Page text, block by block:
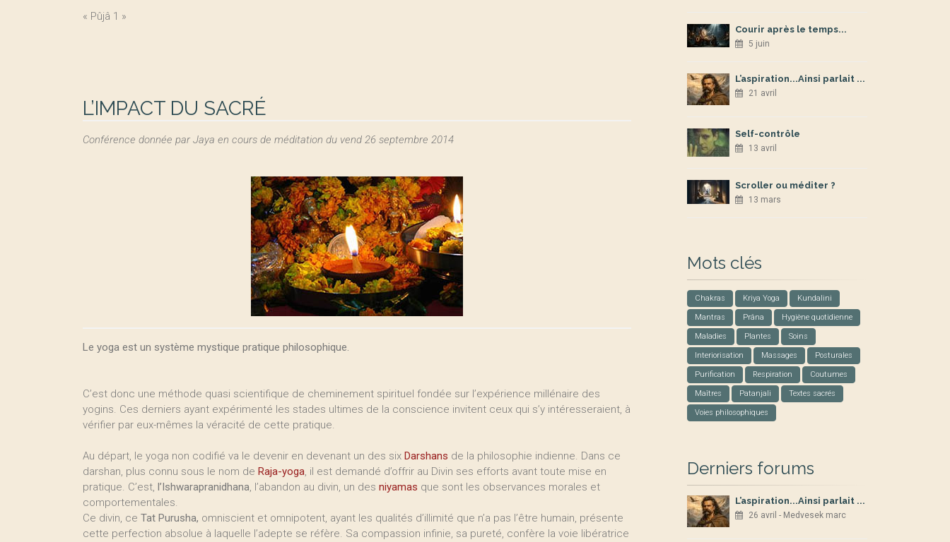
« Pûjâ 1 »
L’IMPACT DU SACRÉ
Conférence donnée par Jaya en cours de méditation du vend 26 septembre 2014
Le yoga est un système mystique pratique philosophique.
C’est donc une méthode quasi scientifique de cheminement spirituel fondée sur l’expérience millénaire des
yogins. Ces derniers ayant expérimenté les stades ultimes de la conscience invitent ceux qui s’y intéresseraient, à
vérifier par eux-mêmes la véracité de cette pratique.
Au départ, le yoga non codifié va le devenir en devenant un des six Darshans de la philosophie indienne. Dans ce
darshan, plus connu sous le nom de Raja-yoga, il est demandé d’offrir au Divin ses efforts avant toute mise en
pratique. C’est, l’Ishwarapranidhana, l’abandon au divin, un des niyamas que sont les observances morales et
comportementales.
Ce divin, ce Tat Purusha, omniscient et omnipotent, ayant les qualités d’illimité que n’a pas l’être humain, présente
cette perfection absolue à laquelle l’adepte se réfère. Sa compassion infinie, sa pureté, confère la voie libératrice
Courir après le temps...
5 juin
L’aspiration...Ainsi parlait ...
21 avril
Self-contrôle
13 avril
Scroller ou méditer ?
13 mars
Mots clés
Chakras Kriya Yoga Kundalini
Mantras Prâna Hygiène quotidienne
Maladies Plantes Soins
Interiorisation Massages Posturales
Purification Respiration Coutumes
Maîtres Patanjali Textes sacrés
Voies philosophiques
Derniers forums
L’aspiration...Ainsi parlait ...
26 avril - Medvesek marc